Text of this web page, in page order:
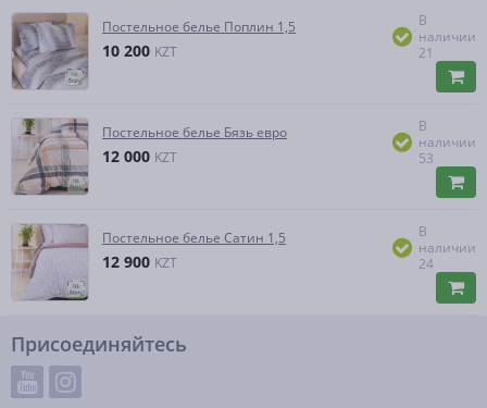
Постельное белье Поплин 1,5
10 200 KZT
В
наличии
21
Постельное белье Бязь евро
12 000 KZT
В
наличии
53
Постельное белье Сатин 1,5
12 900 KZT
В
наличии
24
Присоединяйтесь